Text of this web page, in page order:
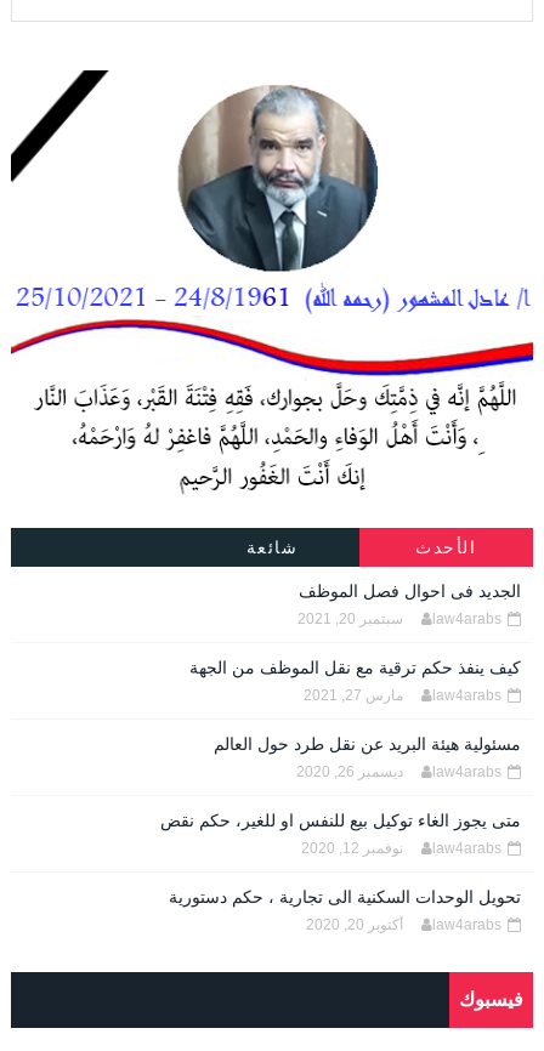
الأحدث شائعة
الجديد فى احوال فصل الموظف
law4arabs سبتمبر 20, 2021
كيف ينفذ حكم ترقية مع نقل الموظف من الجهة
law4arabs مارس 27, 2021
مسئولية هيئة البريد عن نقل طرد حول العالم
law4arabs ديسمبر 26, 2020
متى يجوز الغاء توكيل بيع للنفس او للغير، حكم نقض
law4arabs نوفمبر 12, 2020
تحويل الوحدات السكنية الى تجارية ، حكم دستورية
law4arabs أكتوبر 20, 2020
فيسبوك